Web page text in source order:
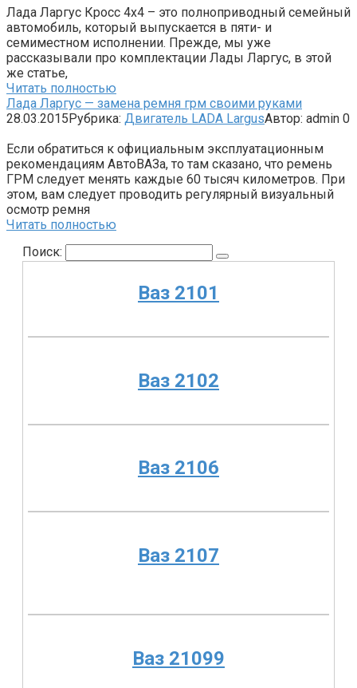
Лада Ларгус Кросс 4х4 – это полноприводный семейный
автомобиль, который выпускается в пяти- и
семиместном исполнении. Прежде, мы уже
рассказывали про комплектации Лады Ларгус, в этой
же статье,
Читать полностью
Лада Ларгус — замена ремня грм своими руками
28.03.2015Рубрика: Двигатель LADA LargusАвтор: admin 0
Если обратиться к официальным эксплуатационным
рекомендациям АвтоВАЗа, то там сказано, что ремень
ГРМ следует менять каждые 60 тысяч километров. При
этом, вам следует проводить регулярный визуальный
осмотр ремня
Читать полностью
Поиск:
Ваз 2101
Ваз 2102
Ваз 2106
Ваз 2107
Ваз 21099